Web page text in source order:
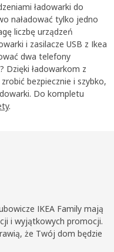
ładowarki do
naładować tylko jedno
liczbę urządzeń
i zasilacze USB z Ikea
dwa telefony
Dzięki ładowarkom z
bezpiecznie i szybko,
Do kompletu
.
IKEA Family mają
i wyjątkowych promocji.
że Twój dom będzie